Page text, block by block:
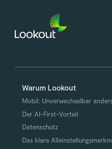
Warum Lookout
Mobil: Unverwechselbar
Der AI-First-Vorteil
Datenschutz
Das klare